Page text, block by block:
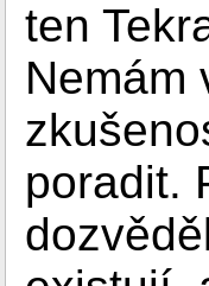
ten
Nemám
poradit.